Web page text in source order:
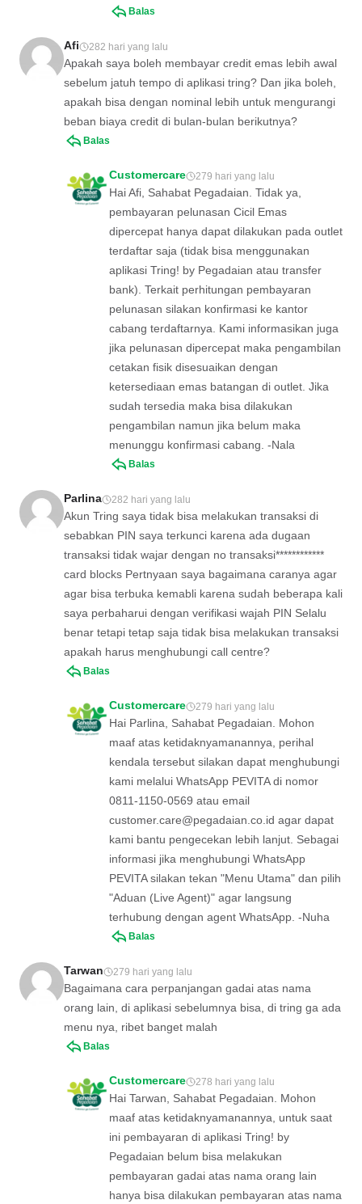
Balas
Afi 282 hari yang lalu
Apakah saya boleh membayar credit emas lebih awal
sebelum jatuh tempo di aplikasi tring? Dan jika boleh,
apakah bisa dengan nominal lebih untuk mengurangi
beban biaya credit di bulan-bulan berikutnya?
Balas
Customercare 279 hari yang lalu
Hai Afi, Sahabat Pegadaian. Tidak ya,
pembayaran pelunasan Cicil Emas
dipercepat hanya dapat dilakukan pada outlet
terdaftar saja (tidak bisa menggunakan
aplikasi Tring! by Pegadaian atau transfer
bank). Terkait perhitungan pembayaran
pelunasan silakan konfirmasi ke kantor
cabang terdaftarnya. Kami informasikan juga
jika pelunasan dipercepat maka pengambilan
cetakan fisik disesuaikan dengan
ketersediaan emas batangan di outlet. Jika
sudah tersedia maka bisa dilakukan
pengambilan namun jika belum maka
menunggu konfirmasi cabang. -Nala
Balas
Parlina 282 hari yang lalu
Akun Tring saya tidak bisa melakukan transaksi di
sebabkan PIN saya terkunci karena ada dugaan
transaksi tidak wajar dengan no transaksi************
card blocks Pertnyaan saya bagaimana caranya agar
agar bisa terbuka kemabli karena sudah beberapa kali
saya perbaharui dengan verifikasi wajah PIN Selalu
benar tetapi tetap saja tidak bisa melakukan transaksi
apakah harus menghubungi call centre?
Balas
Customercare 279 hari yang lalu
Hai Parlina, Sahabat Pegadaian. Mohon
maaf atas ketidaknyamanannya, perihal
kendala tersebut silakan dapat menghubungi
kami melalui WhatsApp PEVITA di nomor
0811-1150-0569 atau email
customer.care@pegadaian.co.id agar dapat
kami bantu pengecekan lebih lanjut. Sebagai
informasi jika menghubungi WhatsApp
PEVITA silakan tekan "Menu Utama" dan pilih
"Aduan (Live Agent)" agar langsung
terhubung dengan agent WhatsApp. -Nuha
Balas
Tarwan 279 hari yang lalu
Bagaimana cara perpanjangan gadai atas nama
orang lain, di aplikasi sebelumnya bisa, di tring ga ada
menu nya, ribet banget malah
Balas
Customercare 278 hari yang lalu
Hai Tarwan, Sahabat Pegadaian. Mohon
maaf atas ketidaknyamanannya, untuk saat
ini pembayaran di aplikasi Tring! by
Pegadaian belum bisa melakukan
pembayaran gadai atas nama orang lain
hanya bisa dilakukan pembayaran atas nama